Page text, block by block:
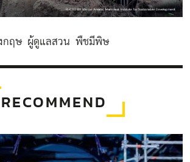
กฤษ ผู้ดูแลสวน พืชมีพิษ
RECOMMEND